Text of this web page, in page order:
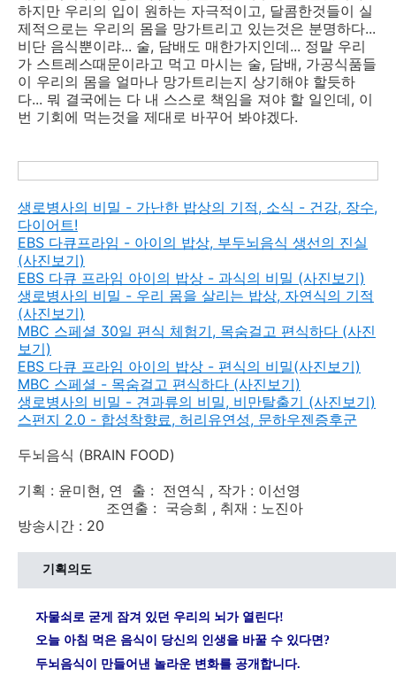
하지만 우리의 입이 원하는 자극적이고, 달콤한것들이 실
제적으로는 우리의 몸을 망가트리고 있는것은 분명하다...
비단 음식뿐이랴... 술, 담배도 매한가지인데... 정말 우리
가 스트레스때문이라고 먹고 마시는 술, 담배, 가공식품들
이 우리의 몸을 얼마나 망가트리는지 상기해야 할듯하
다... 뭐 결국에는 다 내 스스로 책임을 져야 할 일인데, 이
번 기회에 먹는것을 제대로 바꾸어 봐야겠다.
생로병사의 비밀 - 가난한 밥상의 기적, 소식 - 건강, 장수,
다이어트!
EBS 다큐프라임 - 아이의 밥상, 부두뇌음식 생선의 진실
(사진보기)
EBS 다큐 프라임 아이의 밥상 - 과식의 비밀 (사진보기)
생로병사의 비밀 - 우리 몸을 살리는 밥상, 자연식의 기적
(사진보기)
MBC 스페셜 30일 편식 체험기, 목숨걸고 편식하다 (사진
보기)
EBS 다큐 프라임 아이의 밥상 - 편식의 비밀(사진보기)
MBC 스페셜 - 목숨걸고 편식하다 (사진보기)
생로병사의 비밀 - 견과류의 비밀, 비만탈출기 (사진보기)
스펀지 2.0 - 합성착향료, 허리유연성, 문하우젠증후군
두뇌음식 (BRAIN FOOD)
기획 : 윤미현, 연 출 : 전연식 , 작가 : 이선영
조연출 : 국승희 , 취재 : 노진아
방송시간 : 20
기획의도
자물쇠로 굳게 잠겨 있던 우리의 뇌가 열린다!
오늘 아침 먹은 음식이 당신의 인생을 바꿀 수 있다면?
두뇌음식이 만들어낸 놀라운 변화를 공개합니다.